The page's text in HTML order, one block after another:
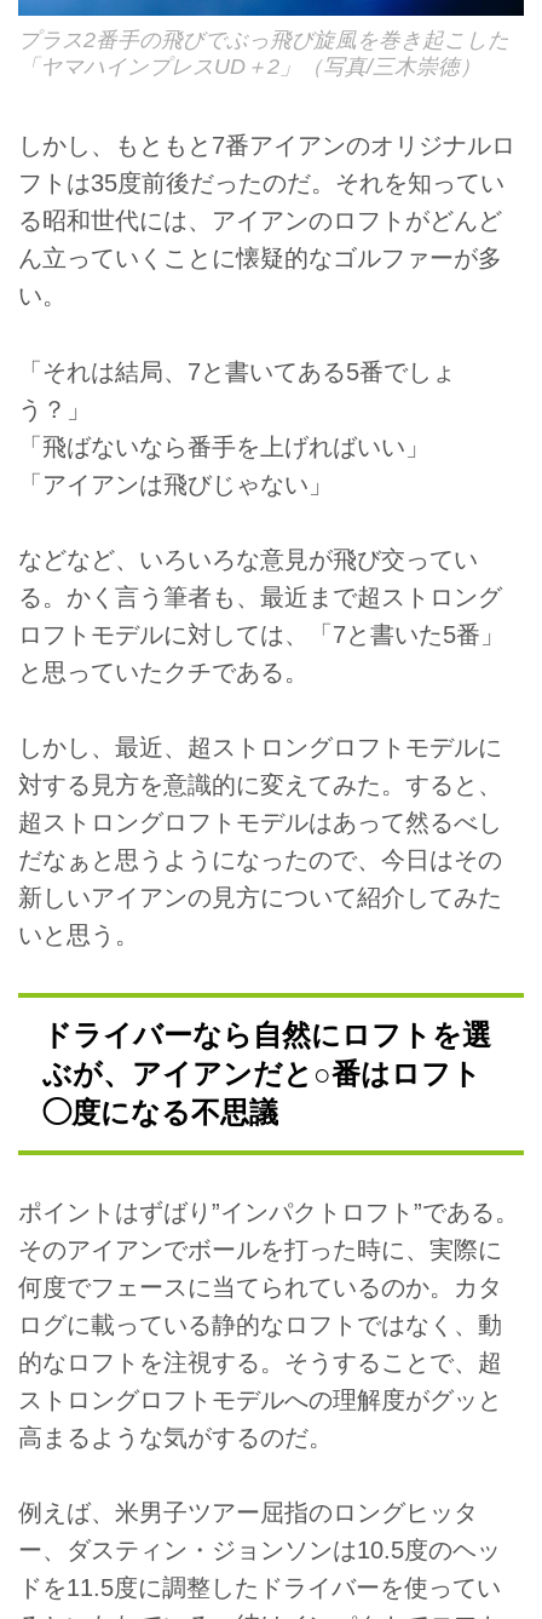
プラス2番手の飛びでぶっ飛び旋風を巻き起こした
「ヤマハインプレスUD＋2」（写真/三木崇徳）
しかし、もともと7番アイアンのオリジナルロ
フトは35度前後だったのだ。それを知ってい
る昭和世代には、アイアンのロフトがどんど
ん立っていくことに懐疑的なゴルファーが多
い。
「それは結局、7と書いてある5番でしょ
う？」
「飛ばないなら番手を上げればいい」
「アイアンは飛びじゃない」
などなど、いろいろな意見が飛び交ってい
る。かく言う筆者も、最近まで超ストロング
ロフトモデルに対しては、「7と書いた5番」
と思っていたクチである。
しかし、最近、超ストロングロフトモデルに
対する見方を意識的に変えてみた。すると、
超ストロングロフトモデルはあって然るべし
だなぁと思うようになったので、今日はその
新しいアイアンの見方について紹介してみた
いと思う。
ドライバーなら自然にロフトを選
ぶが、アイアンだと○番はロフト
◯度になる不思議
ポイントはずばり”インパクトロフト”である。
そのアイアンでボールを打った時に、実際に
何度でフェースに当てられているのか。カタ
ログに載っている静的なロフトではなく、動
的なロフトを注視する。そうすることで、超
ストロングロフトモデルへの理解度がグッと
高まるような気がするのだ。
例えば、米男子ツアー屈指のロングヒッタ
ー、ダスティン・ジョンソンは10.5度のヘッ
ドを11.5度に調整したドライバーを使ってい